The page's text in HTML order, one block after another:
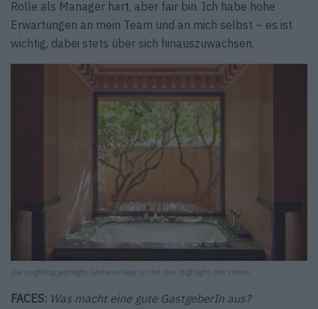
Rolle als Manager hart, aber fair bin. Ich habe hohe
Erwartungen an mein Team und an mich selbst – es ist
wichtig, dabei stets über sich hinauszuwachsen.
Die sorgfältig gepflegte Gartenanlage ist mit das Highlight des Hotels.
FACES: Was macht eine gute GastgeberIn aus?